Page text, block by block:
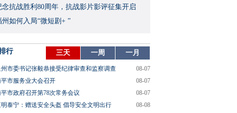
念抗战胜利80周年，抗战影片影评征集开启
州如何入局“微短剧+ ”
行 三天 一周 一月
州市委书记张毅恭接受纪律审查和监察调查
08-07
市服务业大会召开
08-07
市政府召开第78次常务会议
08-07
泰宁：赠送安全头盔 倡导安全文明出行
08-08